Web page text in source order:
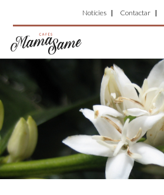
contingut
Top
Menu
Notícies Contactar